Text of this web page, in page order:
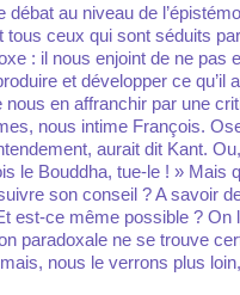
tous ceux qui sont séduits
: il nous enjoint de ne pas
et développer ce qu’il
nous en affranchir par une
nous intime François.
aurait dit Kant.
le Bouddha, tue-le ! » Mais
son conseil ? A savoir
est-ce même possible ? On
paradoxale ne se trouve
nous le verrons plus